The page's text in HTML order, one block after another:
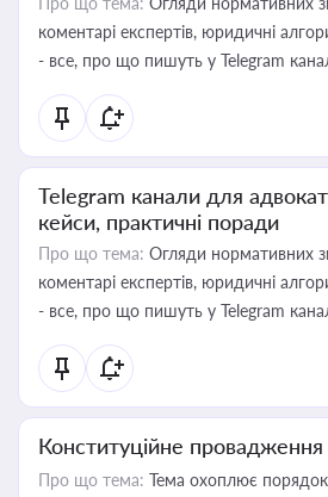
коментарі експертів, юридичні
- все, про що пишуть у Telegram
Telegram канали для
кейси, практичні поради
Про що тема: Огляди нормативних
коментарі експертів, юридичні
- все, про що пишуть у Telegram
Конституційне провадження
Про що тема: Тема охоплює порядок